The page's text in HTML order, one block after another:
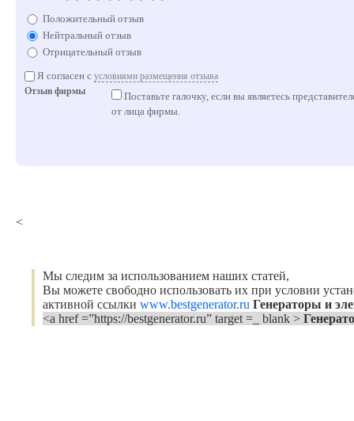
Положительный отзыв
Нейтральный отзыв
Отрицательный отзыв
Я согласен с условиями размещения отзыва
Отзыв фирмы
Поставьте галочку, если вы являетесь
от лица фирмы.
<
Мы следим за использованием наших статей,
Вы можете свободно использовать их при условии
активной ссылки www.bestgenerator.ru Генераторы и
<a href =”https://bestgenerator.ru” target =_ blank >